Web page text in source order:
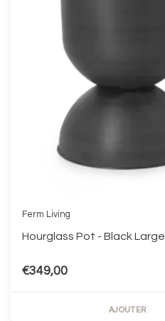
Ferm Living
Hourglass Pot - Black Large
€349,00
AJOUTER